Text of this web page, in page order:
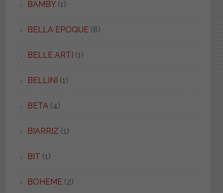
BAMBY(1)
BELLA EPOQUE(8)
BELLE ARTI (1)
BELLINI (1)
BETA (4)
BIARRIZ (1)
BIT (1)
BOHEME(2)